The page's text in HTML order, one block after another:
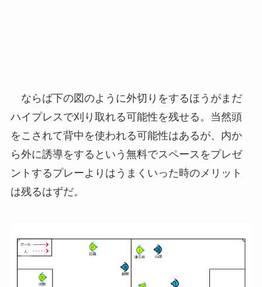
ならば下の図のように外切りをするほうがまだ
ハイプレスで刈り取れる可能性を残せる。当然頭
をこされて背中を使われる可能性はあるが、内か
ら外に誘導をするという無料でスペースをプレゼ
ントするプレーよりはうまくいった時のメリット
は残るはずだ。